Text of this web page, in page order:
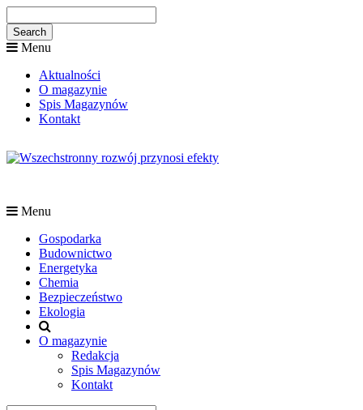
Menu
Aktualności
O magazynie
Spis Magazynów
Kontakt
Menu
Gospodarka
Budownictwo
Energetyka
Chemia
Bezpieczeństwo
Ekologia
O magazynie
Redakcja
Spis Magazynów
Kontakt